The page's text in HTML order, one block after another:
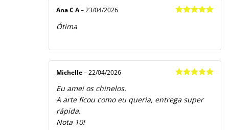
Ana C A– 23/04/2026
Ótima
Michelle – 22/04/2026
Eu amei os chinelos.
A arte ficou como eu queria, entrega super
rápida.
Nota 10!